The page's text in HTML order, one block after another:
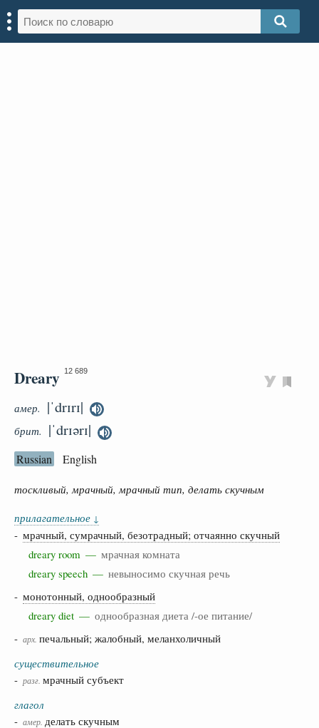
Dreary 12 689
амер. |ˈdrɪrɪ|
брит. |ˈdrɪərɪ|
Russian English
тоскливый, мрачный, мрачный тип, делать скучным
прилагательное ↓
- мрачный, сумрачный, безотрадный; отчаянно скучный
dreary room — мрачная комната
dreary speech — невыносимо скучная речь
- монотонный, однообразный
dreary diet — однообразная диета /-ое питание/
- арх. печальный; жалобный, меланхоличный
существительное
- разг. мрачный субъект
глагол
- амер. делать скучным